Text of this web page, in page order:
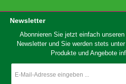
Newsletter
Abonnieren Sie jetzt einfach
Newsletter und Sie werden stets
Produkte und Angebote
Mail-